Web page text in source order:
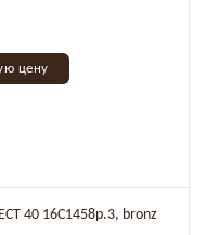
цену
40 16C1458р.3, bronz